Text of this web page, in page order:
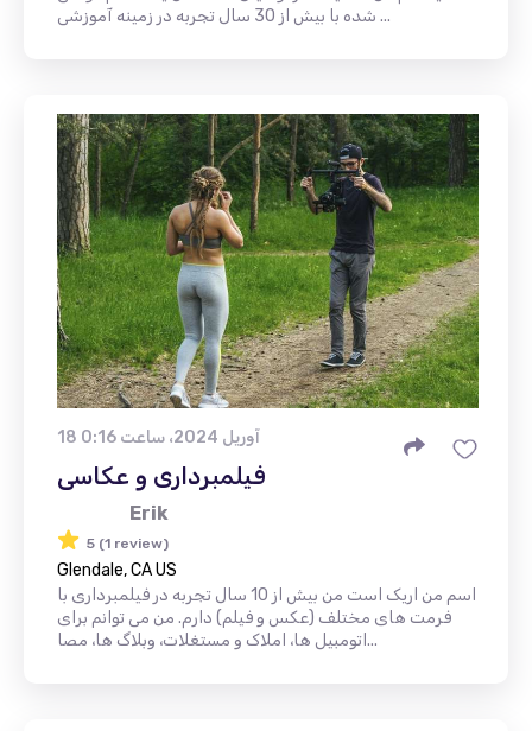
شده با بیش از 30 سال تجربه در زمینه آموزشی ...
18 آوریل 2024، ساعت 0:16
فیلمبرداری و عکاسی
Erik
5 (1 review)
Glendale, CA US
اسم من اریک است من بیش از 10 سال تجربه در فیلمبرداری با
فرمت های مختلف (عکس و فیلم) دارم. من می توانم برای
اتومبیل ها، املاک و مستغلات، وبلاگ ها، مصا...